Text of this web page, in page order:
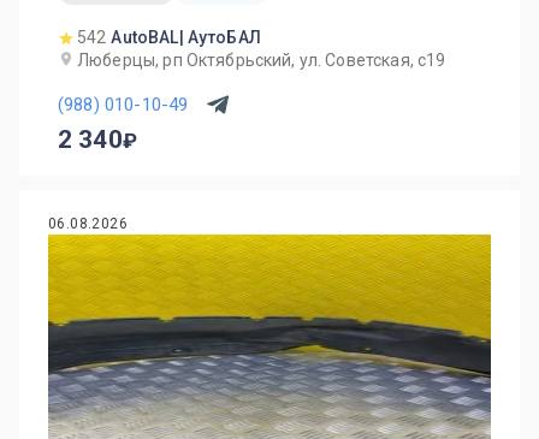
542 AutoBAL| АутоБАЛ
Люберцы, рп Октябрьский, ул. Советская, с19
(988) 010-10-49
2 340
06.08.2026